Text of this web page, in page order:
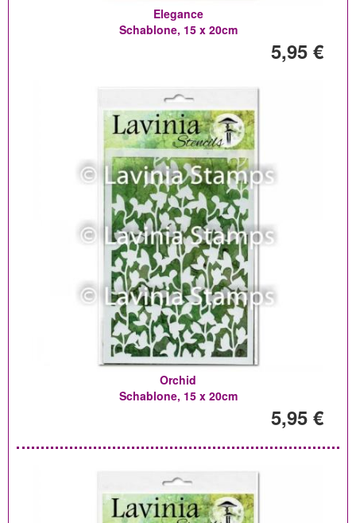
Elegance
Schablone, 15 x 20cm
5,95 €
Orchid
Schablone, 15 x 20cm
5,95 €